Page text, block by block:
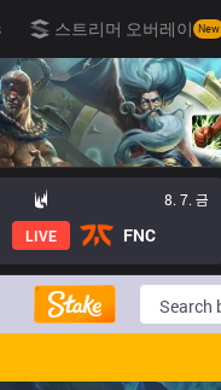
스트리머 오버레이 New
8. 7. 금
LIVE FNC